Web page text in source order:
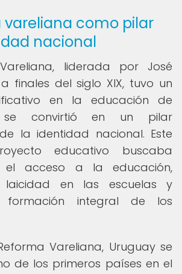
vareliana como pilar
nacional
liderada por José
finales del siglo XIX, tuvo un
en la educación de
convirtió en un pilar
la identidad nacional. Este
educativo buscaba
el acceso a la educación,
laicidad en las escuelas y
integral de los
Vareliana, Uruguay se
de los primeros países en el